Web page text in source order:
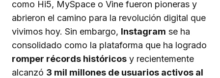
como Hi5, MySpace o Vine fueron pioneras y
abrieron el camino para la revolución digital que
vivimos hoy. Sin embargo, Instagram se ha
consolidado como la plataforma que ha logrado
romper récords históricos y recientemente
alcanzó 3 mil millones de usuarios activos al